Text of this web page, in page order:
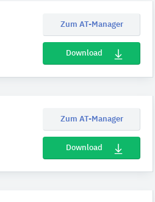
Zum AT-Manager
Download
Zum AT-Manager
Download